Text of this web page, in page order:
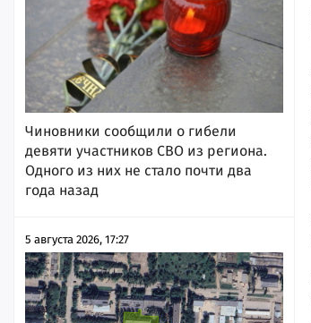
Чиновники сообщили о гибели
девяти участников СВО из региона.
Одного из них не стало почти два
года назад
5 августа 2026, 17:27